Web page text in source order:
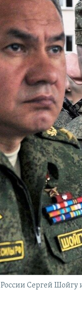
Сергей Шойгу